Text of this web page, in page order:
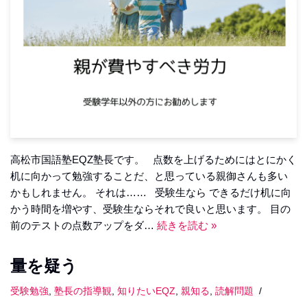
高松市国語塾EQZ塾長です。 点数を上げるためにはとにかく
机に向かって勉強することだ、と思っている親御さんも多い
かもしれません。 それは…… 受験生なら できるだけ机に向
かう時間を増やす、受験生ならそれで良いと思います。 目の
前のテストの点数アップをダ… 続きを読む »
量を疑う
受験勉強 塾長の指導観 知りたいEQZ 親知る 読解問題